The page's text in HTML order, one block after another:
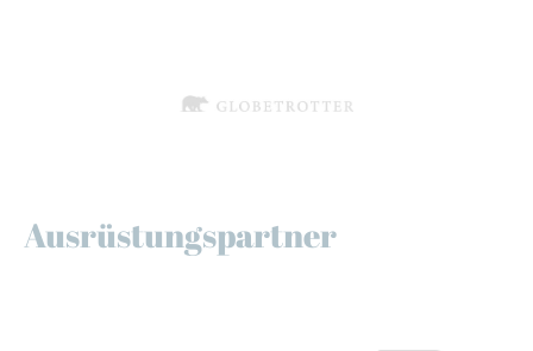
Ausrüstungspartner